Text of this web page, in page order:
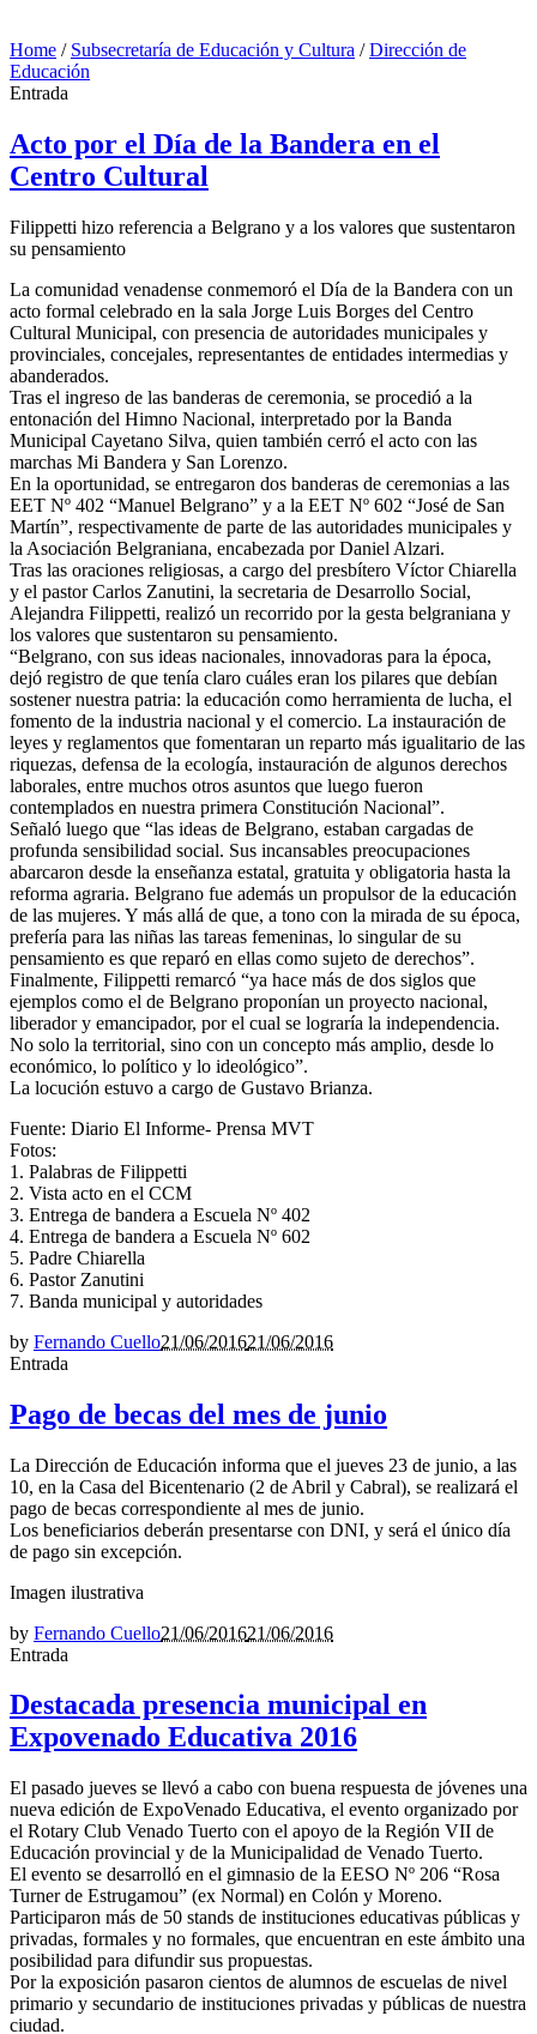
Home / Subsecretaría de Educación y Cultura /Dirección de
Educación
Entrada
Acto por el Día de la Bandera en el
Centro Cultural
Filippetti hizo referencia a Belgrano y a los valores que sustentaron
su pensamiento
La comunidad venadense conmemoró el Día de la Bandera con un
acto formal celebrado en la sala Jorge Luis Borges del Centro
Cultural Municipal, con presencia de autoridades municipales y
provinciales, concejales, representantes de entidades intermedias y
abanderados.
Tras el ingreso de las banderas de ceremonia, se procedió a la
entonación del Himno Nacional, interpretado por la Banda
Municipal Cayetano Silva, quien también cerró el acto con las
marchas Mi Bandera y San Lorenzo.
En la oportunidad, se entregaron dos banderas de ceremonias a las
EET Nº 402 “Manuel Belgrano” y a la EET Nº 602 “José de San
Martín”, respectivamente de parte de las autoridades municipales y
la Asociación Belgraniana, encabezada por Daniel Alzari.
Tras las oraciones religiosas, a cargo del presbítero Víctor Chiarella
y el pastor Carlos Zanutini, la secretaria de Desarrollo Social,
Alejandra Filippetti, realizó un recorrido por la gesta belgraniana y
los valores que sustentaron su pensamiento.
“Belgrano, con sus ideas nacionales, innovadoras para la época,
dejó registro de que tenía claro cuáles eran los pilares que debían
sostener nuestra patria: la educación como herramienta de lucha, el
fomento de la industria nacional y el comercio. La instauración de
leyes y reglamentos que fomentaran un reparto más igualitario de las
riquezas, defensa de la ecología, instauración de algunos derechos
laborales, entre muchos otros asuntos que luego fueron
contemplados en nuestra primera Constitución Nacional”.
Señaló luego que “las ideas de Belgrano, estaban cargadas de
profunda sensibilidad social. Sus incansables preocupaciones
abarcaron desde la enseñanza estatal, gratuita y obligatoria hasta la
reforma agraria. Belgrano fue además un propulsor de la educación
de las mujeres. Y más allá de que, a tono con la mirada de su época,
prefería para las niñas las tareas femeninas, lo singular de su
pensamiento es que reparó en ellas como sujeto de derechos”.
Finalmente, Filippetti remarcó “ya hace más de dos siglos que
ejemplos como el de Belgrano proponían un proyecto nacional,
liberador y emancipador, por el cual se lograría la independencia.
No solo la territorial, sino con un concepto más amplio, desde lo
económico, lo político y lo ideológico”.
La locución estuvo a cargo de Gustavo Brianza.
Fuente: Diario El Informe- Prensa MVT
Fotos:
1. Palabras de Filippetti
2. Vista acto en el CCM
3. Entrega de bandera a Escuela Nº 402
4. Entrega de bandera a Escuela Nº 602
5. Padre Chiarella
6. Pastor Zanutini
7. Banda municipal y autoridades
by Fernando Cuello21/06/201621/06/2016
Entrada
Pago de becas del mes de junio
La Dirección de Educación informa que el jueves 23 de junio, a las
10, en la Casa del Bicentenario (2 de Abril y Cabral), se realizará el
pago de becas correspondiente al mes de junio.
Los beneficiarios deberán presentarse con DNI, y será el único día
de pago sin excepción.
Imagen ilustrativa
by Fernando Cuello21/06/201621/06/2016
Entrada
Destacada presencia municipal en
Expovenado Educativa 2016
El pasado jueves se llevó a cabo con buena respuesta de jóvenes una
nueva edición de ExpoVenado Educativa, el evento organizado por
el Rotary Club Venado Tuerto con el apoyo de la Región VII de
Educación provincial y de la Municipalidad de Venado Tuerto.
El evento se desarrolló en el gimnasio de la EESO Nº 206 “Rosa
Turner de Estrugamou” (ex Normal) en Colón y Moreno.
Participaron más de 50 stands de instituciones educativas públicas y
privadas, formales y no formales, que encuentran en este ámbito una
posibilidad para difundir sus propuestas.
Por la exposición pasaron cientos de alumnos de escuelas de nivel
primario y secundario de instituciones privadas y públicas de nuestra
ciudad.